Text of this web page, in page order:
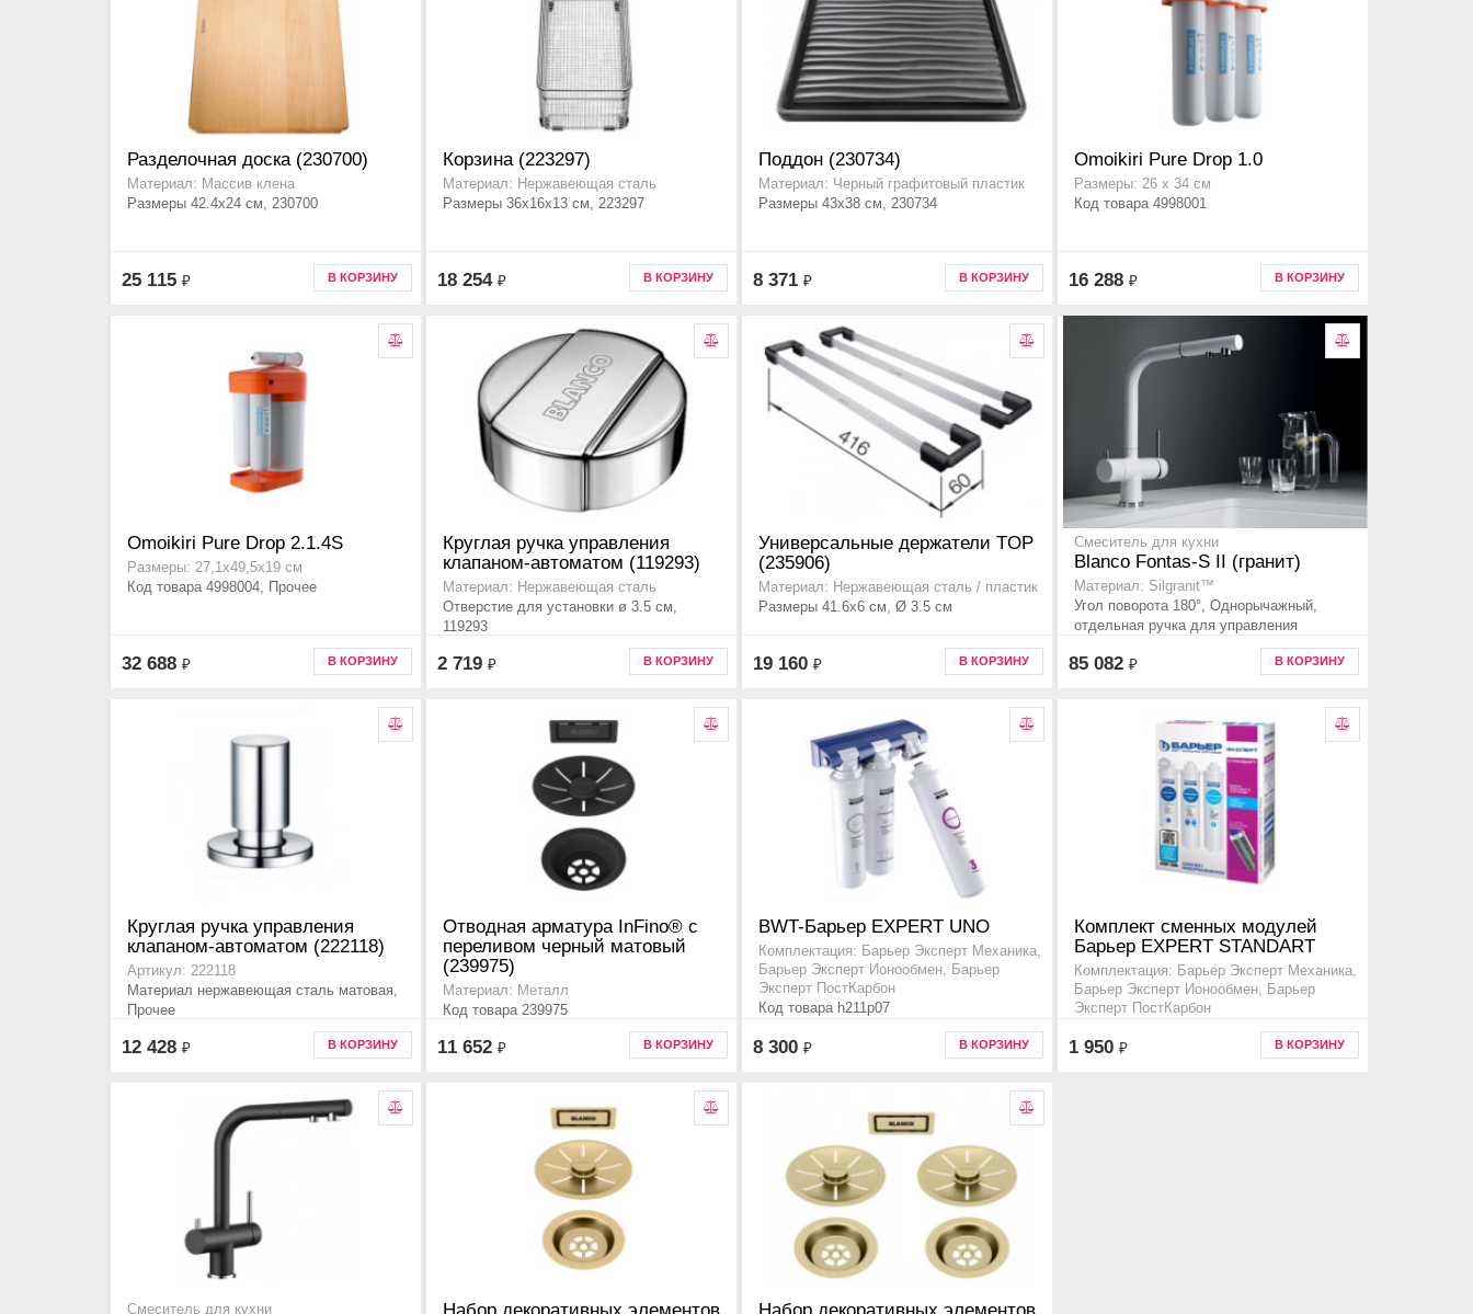
Разделочная доска (230700)
Материал: Массив клена
Размеры 42.4x24 см, 230700
25 115 ₽ В КОРЗИНУ
Корзина (223297)
Материал: Нержавеющая сталь
Размеры 36x16x13 см, 223297
18 254 ₽ В КОРЗИНУ
Поддон (230734)
Материал: Черный графитовый пластик
Размеры 43x38 см, 230734
8 371 ₽ В КОРЗИНУ
Omoikiri Pure Drop 1.0
Размеры: 26 х 34 см
Код товара 4998001
16 288 ₽ В КОРЗИНУ
Omoikiri Pure Drop 2.1.4S
Размеры: 27,1х49,5х19 см
Код товара 4998004, Прочее
32 688 ₽ В КОРЗИНУ
Круглая ручка управления
клапаном-автоматом (119293)
Материал: Нержавеющая сталь
Отверстие для установки ø 3.5 см,
119293
2 719 ₽ В КОРЗИНУ
Универсальные держатели TOP
(235906)
Материал: Нержавеющая сталь / пластик
Размеры 41.6x6 см, Ø 3.5 см
19 160 ₽ В КОРЗИНУ
Смеситель для кухни
Blanco Fontas-S II (гранит)
Материал: Silgranit™
Угол поворота 180°, Однорычажный,
отдельная ручка для управления
85 082 ₽ В КОРЗИНУ
Круглая ручка управления
клапаном-автоматом (222118)
Артикул: 222118
Материал нержавеющая сталь матовая,
Прочее
12 428 ₽ В КОРЗИНУ
Отводная арматура InFino® с
переливом черный матовый
(239975)
Материал: Металл
Код товара 239975
11 652 ₽ В КОРЗИНУ
BWT-Барьер EXPERT UNO
Комплектация: Барьер Эксперт Механика,
Барьер Эксперт Ионообмен, Барьер
Эксперт ПостКарбон
Код товара h211p07
8 300 ₽ В КОРЗИНУ
Комплект сменных модулей
Барьер EXPERT STANDART
Комплектация: Барьер Эксперт Механика,
Барьер Эксперт Ионообмен, Барьер
Эксперт ПостКарбон
1 950 ₽ В КОРЗИНУ
Смеситель для кухни